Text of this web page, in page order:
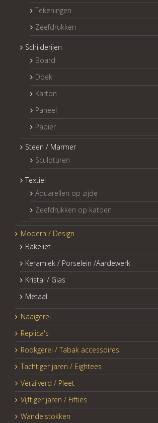
Tekeningen
Zeefdrukken
Schilderijen
Board
Doek
Karton
Paneel
Papier
Steen / Marmer
Sculpturen
Textiel
Aquarellen op zijde
Zeefdrukken op katoen
Modern / Design
Bakeliet
Keramiek / Porselein /Aardewerk
Kristal / Glas
Metaal
Naaigerei
Replica's
Rookgerei / Tabak accessoires
Tachtiger jaren / Eightees
Verzilverd / Pleet
Vijftiger jaren / Fifties
Wandelstokken